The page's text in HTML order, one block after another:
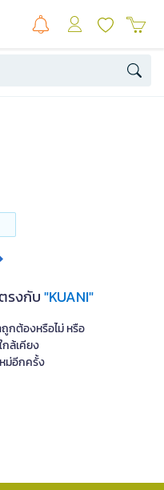
รงกับ"KUANI"
กต้องหรือไม่ หรือ
กล้เคียง
ม่อีกครั้ง